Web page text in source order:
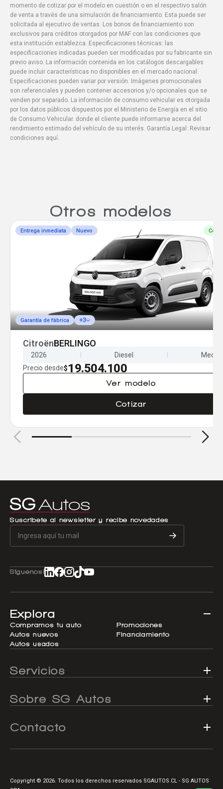
momento de cotizar por el modelo en cuestión o en el respectivo salón
de venta a través de una simulación de financiamiento. Esta puede ser
solicitada al ejecutivo de ventas. Los bonos de financiamiento son
exclusivos para créditos otorgados por MAF con las condiciones que
esta institución establezca. Especificaciones técnicas: las
especificaciones indicadas pueden ser modificadas por su fabricante sin
previo aviso. La información contenida en los catálogos descargables
puede incluir características no disponibles en el mercado nacional.
Especificaciones pueden variar por versión. Imágenes promocionales
son referenciales y pueden contener accesorios y/o opcionales que se
venden por separado. La información de consumo vehicular es otorgada
por los datos públicos dispuestos por el Ministerio de Energía en el sitio
de Consumo Vehicular. donde el cliente puede informarse acerca del
rendimiento estimado del vehículo de su interés. Garantía Legal: Revisar
condiciones aquí.
Otros modelos
Entrega inmediata Nuevo
Garantía de fábrica +3
CitroënBERLINGO
2026 Diesel
Precio desde$19.504.100
Ver modelo
Cotizar
Suscríbete al newsletter y recibe novedades
Síguenos!
Explora
Compramos tu auto
Autos nuevos
Autos usados
Promociones
Financiamiento
Servicios
Sobre SG Autos
Contacto
Copyright © 2026. Todos los derechos reservados SGAUTOS.CL - SG AUTOS